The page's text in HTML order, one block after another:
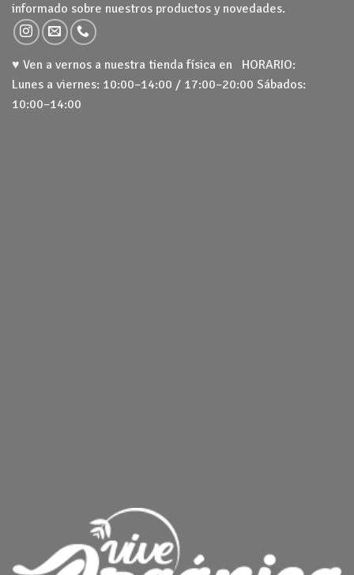
informado sobre nuestros productos y novedades.
♥ Ven a vernos a nuestra tienda física en HORARIO:
Lunes a viernes: 10:00–14:00 / 17:00–20:00 Sábados:
10:00–14:00